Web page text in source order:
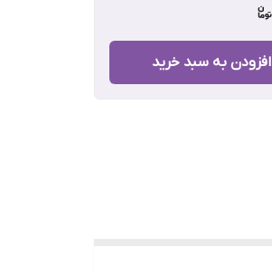
افزودن به سبد خرید